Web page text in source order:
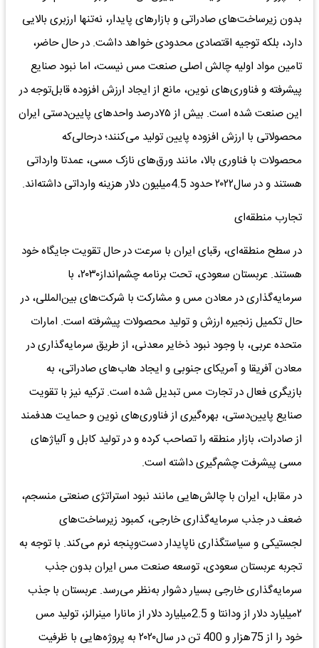
بدون زیرساخت‌های صادراتی و بازارهای پایدار، نه‌تنها ارزبری بالایی
دارد، بلکه توجیه اقتصادی محدودی خواهد داشت. در حال حاضر،
تامین مواد اولیه چالش اصلی صنعت مس نیست، اما نبود صنایع
پیشرفته و فناوری‌های نوین، مانع از ایجاد ارزش افزوده قابل‌توجه در
این صنعت شده است. بیش از ۷۵درصد واحدهای پایین‌دستی ایران
محصولاتی با ارزش افزوده پایین تولید می‌کنند؛ درحالی‌که
محصولات با فناوری بالا، مانند ورق‌های نازک مسی، عمدتا وارداتی
هستند و در سال۲۰۲۲ حدود 4.5میلیون دلار هزینه وارداتی داشته‌اند.
تجارب منطقه‌ای
در سطح منطقه‌ای، رقبای ایران با سرعت در حال تقویت جایگاه خود
هستند. عربستان سعودی، تحت برنامه چشم‌انداز۲۰۳۰، با
سرمایه‌گذاری در معادن مس و مشارکت با شرکت‌های بین‌المللی، در
حال تکمیل زنجیره ارزش و تولید محصولات پیشرفته است. امارات
متحده عربی، با وجود نبود ذخایر معدنی، از طریق سرمایه‌گذاری در
معادن آفریقا و آمریکای جنوبی و ایجاد هاب‌های صادراتی، به
بازیگری فعال در تجارت مس تبدیل شده است. ترکیه نیز با تقویت
صنایع پایین‌دستی، بهره‌گیری از فناوری‌های نوین و حمایت هدفمند
از صادرات، بازار منطقه را تصاحب کرده و در تولید کابل و آلیاژهای
مسی پیشرفت چشم‌گیری داشته است.
در مقابل، ایران با چالش‌هایی مانند نبود استراتژی صنعتی منسجم،
ضعف در جذب سرمایه‌گذاری خارجی، کمبود زیرساخت‌های
لجستیکی و سیاستگذاری ناپایدار دست‌وپنجه نرم می‌کند. با توجه به
تجربه عربستان سعودی، توسعه صنعت مس ایران بدون جذب
سرمایه‌گذاری خارجی بسیار دشوار به‌نظر می‌رسد. عربستان با جذب
۲میلیارد دلار از ودانتا و 2.5میلیارد دلار از مانارا مینرالز، تولید مس
خود را از 75هزار و 400 تن در سال۲۰۲۰ به پروژه‌هایی با ظرفیت